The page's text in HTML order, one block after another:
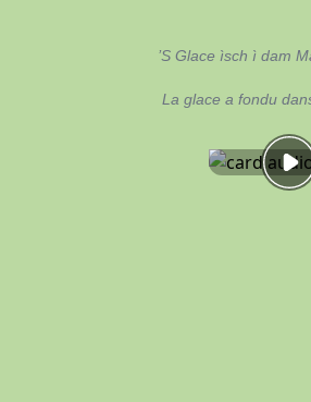
’S Glace ìsch ì dam
La glace a fondu